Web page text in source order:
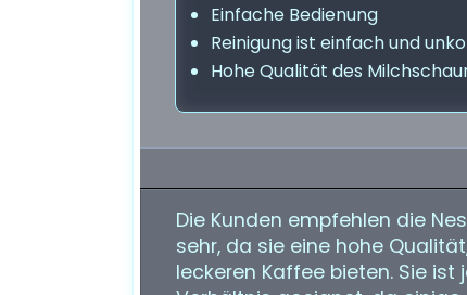
Einfache Bedienung
Reinigung ist einfach und
Hohe Qualität des
Die Kunden empfehlen die
sehr, da sie eine hohe
leckeren Kaffee bieten. Sie